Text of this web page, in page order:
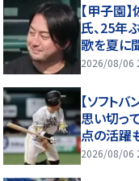
【甲子園
氏、25年
歌を夏に
2026/08/06
【ソフト
思い切っ
点の活躍
2026/08/06